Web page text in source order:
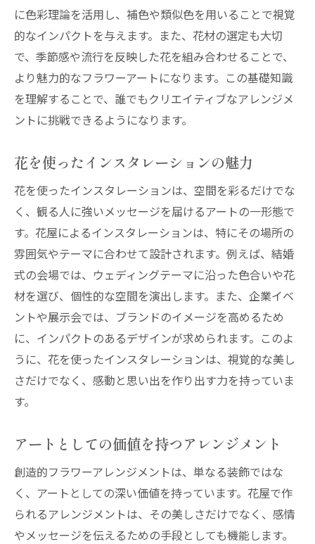
に色彩理論を活用し、補色や類似色を用いることで視覚
的なインパクトを与えます。また、花材の選定も大切
で、季節感や流行を反映した花を組み合わせることで、
より魅力的なフラワーアートになります。この基礎知識
を理解することで、誰でもクリエイティブなアレンジメ
ントに挑戦できるようになります。
花を使ったインスタレーションの魅力
花を使ったインスタレーションは、空間を彩るだけでな
く、観る人に強いメッセージを届けるアートの一形態で
す。花屋によるインスタレーションは、特にその場所の
雰囲気やテーマに合わせて設計されます。例えば、結婚
式の会場では、ウェディングテーマに沿った色合いや花
材を選び、個性的な空間を演出します。また、企業イベ
ントや展示会では、ブランドのイメージを高めるため
に、インパクトのあるデザインが求められます。このよ
うに、花を使ったインスタレーションは、視覚的な美し
さだけでなく、感動と思い出を作り出す力を持っていま
す。
アートとしての価値を持つアレンジメント
創造的フラワーアレンジメントは、単なる装飾ではな
く、アートとしての深い価値を持っています。花屋で作
られるアレンジメントは、その美しさだけでなく、感情
やメッセージを伝えるための手段としても機能します。